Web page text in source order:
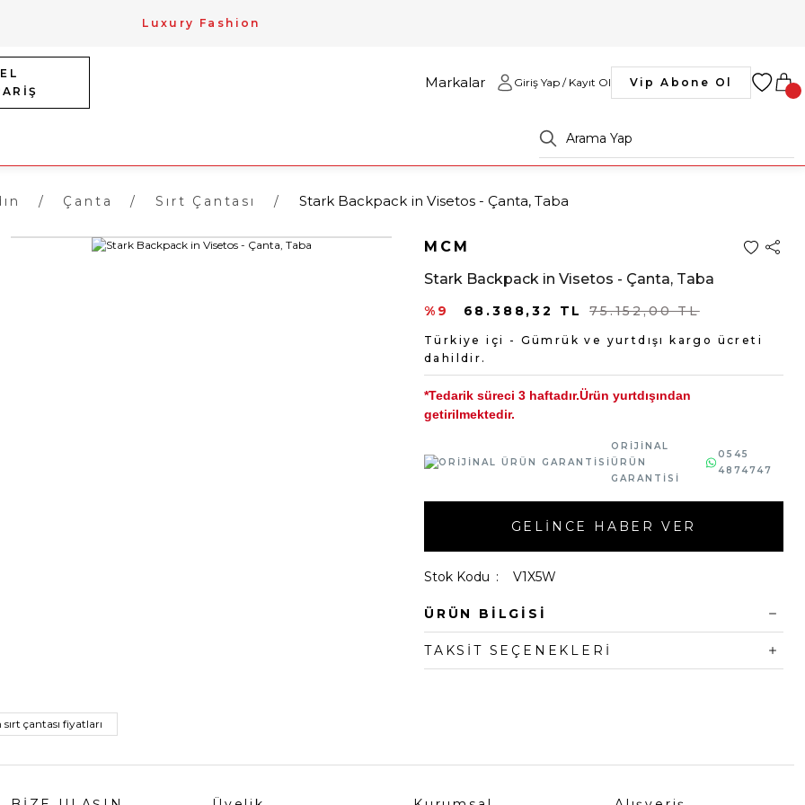
Luxury Fashion
Markalar Giriş Yap / Kayıt Ol Vip Abone Ol
Çanta Sırt Çantası Stark Backpack in Visetos - Çanta, Taba
MCM
Stark Backpack in Visetos - Çanta, Taba
%9 68.388,32 TL 75.152,00 TL
Türkiye içi - Gümrük ve yurtdışı kargo ücreti
dahildir.
*Tedarik süreci 3 haftadır.Ürün yurtdışından
getirilmektedir.
ORİJİNAL
ÜRÜN
GARANTİSİ
0545
4874747
GELINCE HABER VER
Stok Kodu V1X5W
ÜRÜN BILGISI
TAKSIT SEÇENEKLERI
çantası fiyatları